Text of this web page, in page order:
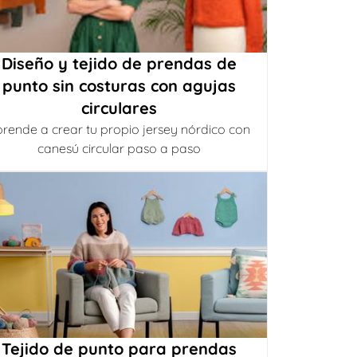
Diseño y tejido de prendas de
punto sin costuras con agujas
circulares
a crear tu propio jersey nórdico con
canesú circular paso a paso
Tejido de punto para prendas